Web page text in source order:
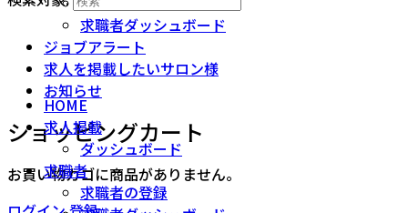
求職者ダッシュボード
ジョブアラート
求人を掲載したいサロン様
お知らせ
ショッピングカート
お買い物カゴに商品がありません。
HOME
求人掲載
ダッシュボード
求職者
求職者の登録